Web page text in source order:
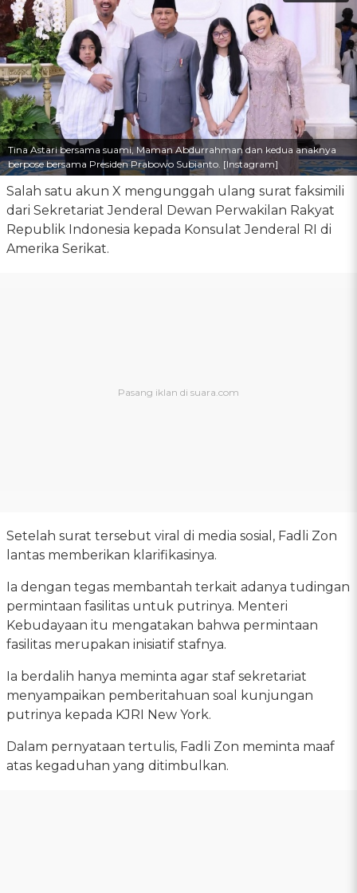
Tina Astari bersama suami, Maman Abdurrahman dan kedua anaknya
berpose bersama Presiden Prabowo Subianto. [Instagram]
Salah satu akun X mengunggah ulang surat faksimili
dari Sekretariat Jenderal Dewan Perwakilan Rakyat
Republik Indonesia kepada Konsulat Jenderal RI di
Amerika Serikat.
Setelah surat tersebut viral di media sosial, Fadli Zon
lantas memberikan klarifikasinya.
Ia dengan tegas membantah terkait adanya tudingan
permintaan fasilitas untuk putrinya. Menteri
Kebudayaan itu mengatakan bahwa permintaan
fasilitas merupakan inisiatif stafnya.
Ia berdalih hanya meminta agar staf sekretariat
menyampaikan pemberitahuan soal kunjungan
putrinya kepada KJRI New York.
Dalam pernyataan tertulis, Fadli Zon meminta maaf
atas kegaduhan yang ditimbulkan.